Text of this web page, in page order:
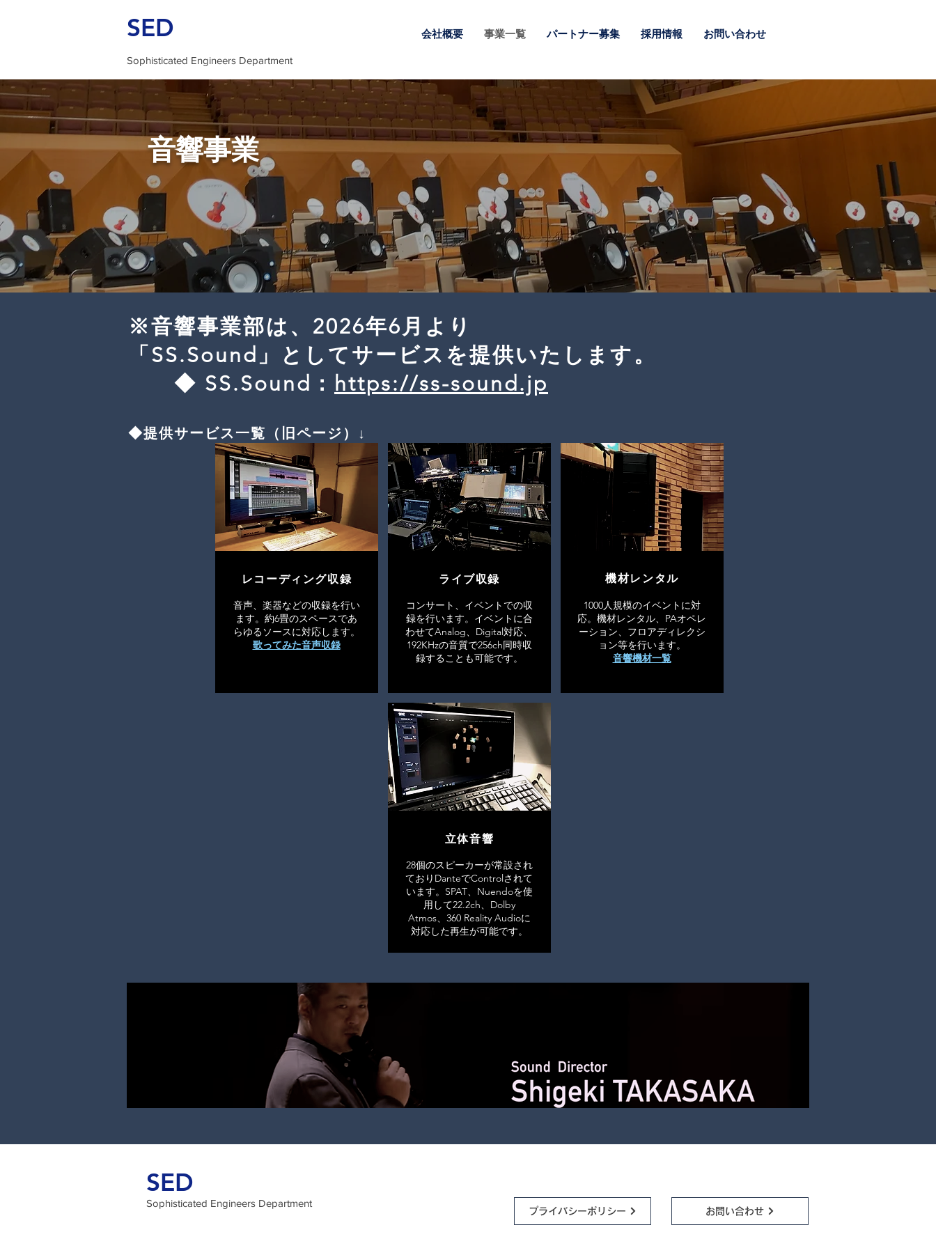
SED 会社概要 事業一覧 パートナー募集 採用情報 お問い合わせ
Sophisticated Engineers Department
音響事業
※音響事業部は、2026年6月より
「SS.Sound」としてサービスを提供いたします。
​ ◆ SS.Sound： https://ss-sound.jp
​◆提供サービス一覧（旧ページ）↓
レコーディング収録
音声、楽器などの収録を行い
ます。約6畳のスペースであ
らゆるソースに対応します。
歌ってみた音声収録
ライブ収録
コンサート、イベントでの収
録を行います。イベントに合
わせてAnalog、Digital対応、
192KHzの音質で256ch同時収
録することも可能です。
機材レンタル
1000人規模のイベントに対
応。機材レンタル、PAオペレ
ーション、フロアディレクシ
ョン等を行います。
音響機材一覧
立体音響
28個のスピーカーが常設され
ておりDanteでControlされて
います。SPAT、Nuendoを使
用して22.2ch、Dolby
Atmos、360 Reality Audioに
対応した再生が可能です。
SED
Sophisticated Engineers Department
プライバシーポリシー お問い合わせ